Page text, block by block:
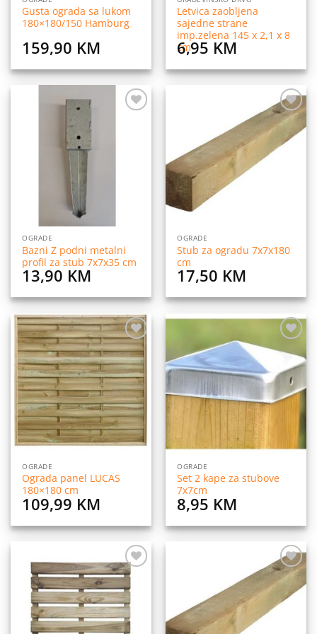
Gusta ograda sa lukom
180×180/150 Hamburg
159,90 KM
Letvica zaobljena
sajedne strane
imp.zelena 145 x 2,1 x 8
cm
6,95 KM
OGRADE
Bazni Z podni metalni
profil za stub 7x7x35 cm
13,90 KM
Dodaj
listu
želja
OGRADE
Stub za ogradu 7x7x180
cm
17,50 KM
Dodaj
na
listu
želja
OGRADE
Ograda panel LUCAS
180×180 cm
109,99 KM
Dodaj
listu
želja
OGRADE
Set 2 kape za stubove
7x7cm
8,95 KM
Dodaj
na
želja
Dodaj
listu
želja